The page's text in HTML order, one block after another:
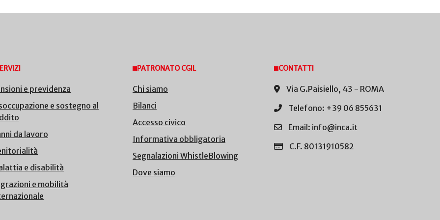
e previdenza
e sostegno al
da lavoro
e disabilità
e mobilità
PATRONATO CGIL
Chi siamo
Bilanci
Accesso civico
Informativa obbligatoria
Segnalazioni WhistleBlowing
Dove siamo
CONTATTI
Via G.Paisiello, 43 - ROMA
Telefono: +39 06 855631
Email: info@inca.it
C.F. 80131910582